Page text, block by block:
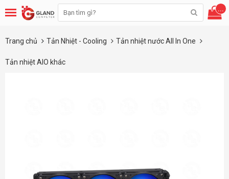
...
Trang chủ Tản Nhiệt - Cooling Tản nhiệt nước All In One
Tản nhiệt AIO khác